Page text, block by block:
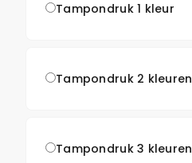
Tampondruk 1 kleur
Tampondruk 2 kleuren
Tampondruk 3 kleuren